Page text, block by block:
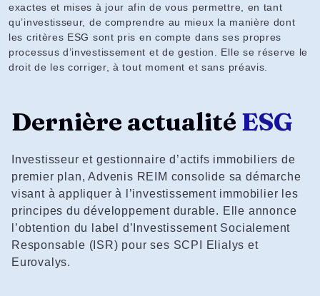
exactes et mises à jour afin de vous permettre, en tant
qu’investisseur, de comprendre au mieux la manière dont
les critères ESG sont pris en compte dans ses propres
processus d’investissement et de gestion. Elle se réserve le
droit de les corriger, à tout moment et sans préavis.
Dernière actualité ESG
Investisseur et gestionnaire d’actifs immobiliers de
premier plan, Advenis REIM consolide sa démarche
visant à appliquer à l’investissement immobilier les
principes du développement durable. Elle annonce
l’obtention du label d’Investissement Socialement
Responsable (ISR) pour ses SCPI Elialys et
Eurovalys.